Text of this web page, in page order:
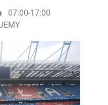
07:00-17:00